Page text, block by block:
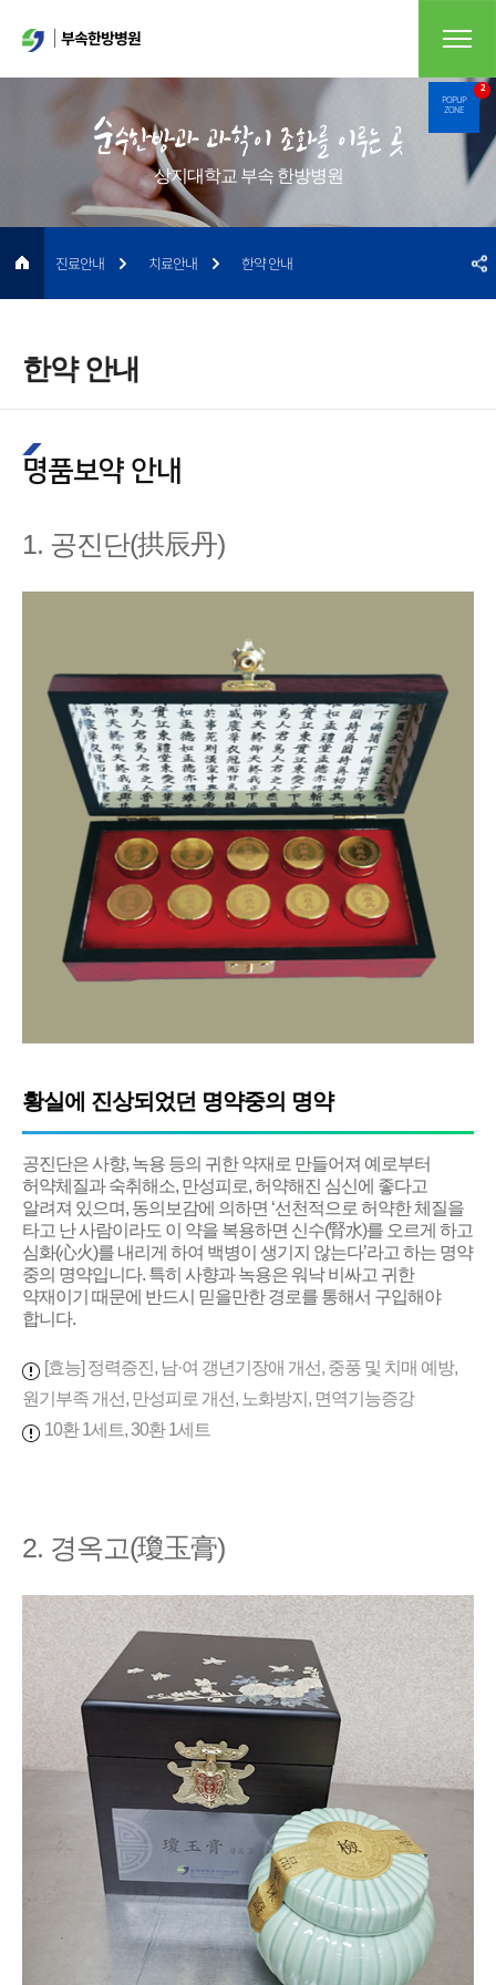
POPUP
ZONE
2
부속한방병원
상지대학교 부속 한방병원
한약 안내
진료안내 치료안내 한약 안내
명품보약 안내
1. 공진단(拱辰丹)
황실에 진상되었던 명약중의 명약
공진단은 사향, 녹용 등의 귀한 약재로 만들어져 예로부터
허약체질과 숙취해소, 만성피로, 허약해진 심신에 좋다고
알려져 있으며, 동의보감에 의하면 ‘선천적으로 허약한 체질을
타고 난 사람이라도 이 약을 복용하면 신수(腎水)를 오르게 하고
심화(心火)를 내리게 하여 백병이 생기지 않는다’라고 하는 명약
중의 명약입니다. 특히 사향과 녹용은 워낙 비싸고 귀한
약재이기 때문에 반드시 믿을만한 경로를 통해서 구입해야
합니다.
[효능] 정력증진, 남·여 갱년기장애 개선, 중풍 및 치매 예방,
원기부족 개선, 만성피로 개선, 노화방지, 면역기능증강
10환 1세트, 30환 1세트
2. 경옥고(瓊玉膏)